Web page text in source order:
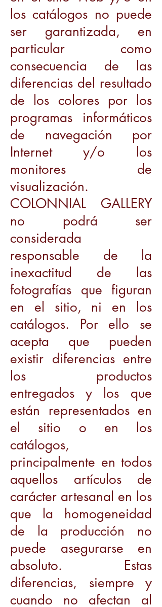
los catálogos no puede
ser garantizada, en
particular como
consecuencia de las
diferencias del resultado
de los colores por los
programas informáticos
de navegación por
Internet y/o los
monitores de
visualización.
COLONNIAL GALLERY
no podrá ser
considerada
responsable de la
inexactitud de las
fotografías que figuran
en el sitio, ni en los
catálogos. Por ello se
acepta que pueden
existir diferencias entre
los productos
entregados y los que
están representados en
el sitio o en los
catálogos,
principalmente en todos
aquellos artículos de
carácter artesanal en los
que la homogeneidad
de la producción no
puede asegurarse en
absoluto. Estas
diferencias, siempre y
cuando no afectan al